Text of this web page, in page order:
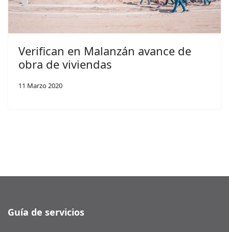
Verifican en Malanzán avance de
obra de viviendas
11 Marzo 2020
Guía de servicios